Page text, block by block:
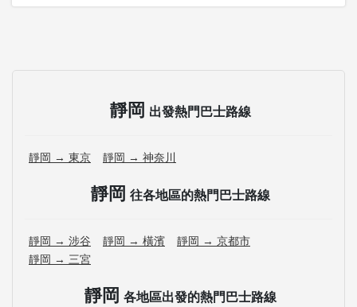
靜岡 出發熱門巴士路線
靜岡 → 東京 靜岡 → 神奈川
靜岡 往各地區的熱門巴士路線
靜岡 → 涉谷 靜岡 → 橫濱
靜岡 → 京都市
靜岡 → 三宮
靜岡 各地區出發的熱門巴士路線